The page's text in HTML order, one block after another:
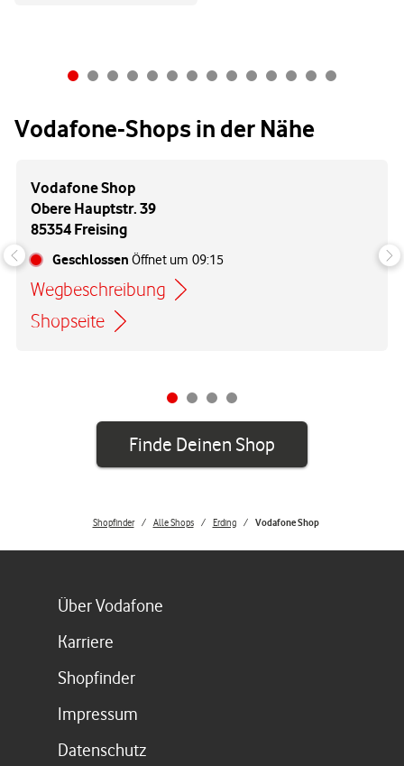
Vodafone-Shops in der Nähe
Vodafone Shop
Obere Hauptstr. 39
85354 Freising
Geschlossen Öffnet um 09:15
Wegbeschreibung
Link öffnet in einem neuen Tab
Shopseite
Finde Deinen Shop
Shopfinder Alle Shops Erding Vodafone Shop
Über Vodafone
Karriere
ShopfinderLink öffnet in einem neuen Tab
Impressum
Datenschutz